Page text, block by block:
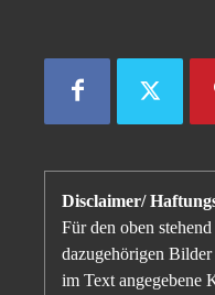
Disclaimer/
Für den oben
dazugehörigen
im Text angegebene